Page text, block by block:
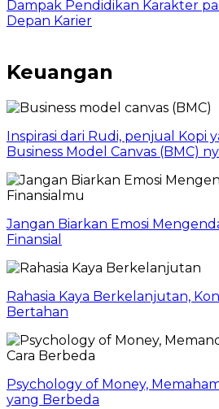
Dampak Pendidikan Karakter
Depan Karier
Keuangan
Inspirasi dari Rudi, penjual Kopi
Business Model Canvas (BMC)
Jangan Biarkan Emosi
Finansial
Rahasia Kaya Berkelanjutan,
Bertahan
Psychology of Money,
yang Berbeda